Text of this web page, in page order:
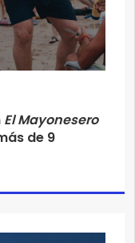
El Mayonesero
de 9